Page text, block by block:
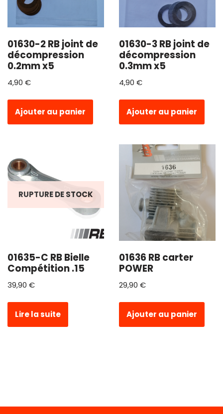
01630-2 RB joint de
décompression
0.2mm x5
4,90 €
Ajouter au panier
01630-3 RB joint de
décompression
0.3mm x5
4,90 €
Ajouter au panier
RUPTURE DE STOCK
01635-C RB Bielle
Compétition .15
39,90 €
Lire la suite
01636 RB carter
POWER
29,90 €
Ajouter au panier